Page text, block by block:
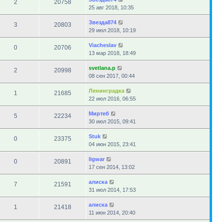
2 20758
25 авг 2018, 10:35
3 20803
Звезда874
29 июл 2018, 10:19
0 20706
Viacheslav
13 мар 2018, 18:49
2 20998
svetlana.p
08 сен 2017, 00:44
1 21685
Ленинградка
22 июл 2016, 06:55
5 22234
Миртеб
30 июл 2015, 09:41
0 23375
Stuk
04 июн 2015, 23:41
0 20891
ligwar
17 сен 2014, 13:02
7 21591
алиска
31 июл 2014, 17:53
1 21418
алиска
11 июн 2014, 20:40